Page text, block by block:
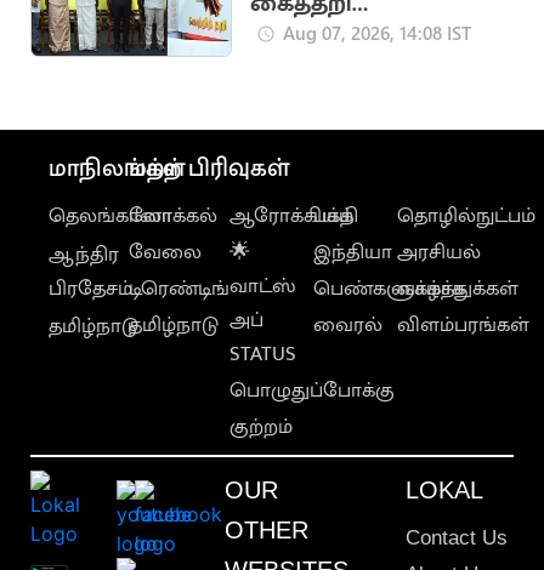
கண்காட்சியை
Aug 07, 2026, 14:08 IST
மாநிலங்கள்
தெலங்கானா
ஆந்திர
பிரதேசம்
தமிழ்நாடு
மற்ற பிரிவுகள்
லோக்கல்
வேலை
டிரெண்டிங்
தமிழ்நாடு
ஆரோக்கியம்
🌟
வாட்ஸ்
அப்
STATUS
பொழுதுப்போக்கு
குற்றம்
பக்தி
இந்தியா
பெண்களுக்காக
வைரல்
தொழில்நுட்பம்
அரசியல்
வாழ்த்துக்கள்
விளம்பரங்கள்
OUR
OTHER
LOKAL
Contact Us